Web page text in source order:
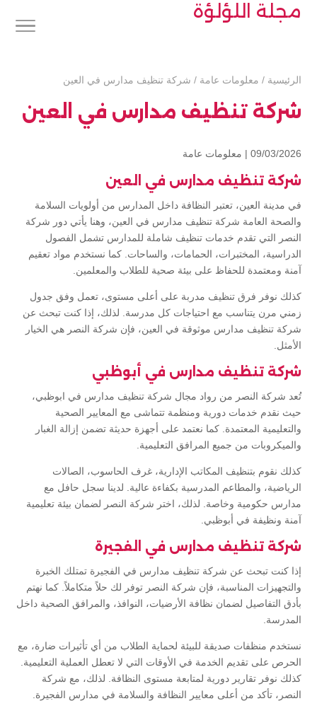
مجلة اللؤلؤة
الرئيسية / معلومات عامة / شركة تنظيف مدارس في العين
شركة تنظيف مدارس في العين
09/03/2026 | معلومات عامة
شركة تنظيف مدارس في العين
في مدينة العين، تعتبر النظافة داخل المدارس من أولويات السلامة
والصحة العامة شركة تنظيف مدارس في العين، وهنا يأتي دور شركة
النصر التي تقدم خدمات تنظيف شاملة للمدارس تشمل الفصول
الدراسية، المختبرات، الحمامات، والساحات. كما نستخدم مواد تعقيم
آمنة ومعتمدة للحفاظ على بيئة صحية للطلاب والمعلمين.
كذلك نوفر فرق تنظيف مدربة على أعلى مستوى، تعمل وفق جدول
زمني مرن يتناسب مع احتياجات كل مدرسة. لذلك، إذا كنت تبحث عن
شركة تنظيف مدارس موثوقة في العين، فإن شركة النصر هي الخيار
الأمثل.
شركة تنظيف مدارس في أبوظبي
تُعد شركة النصر من رواد مجال شركة تنظيف مدارس في ابوظبي،
حيث نقدم خدمات دورية ومنظمة تتماشى مع المعايير الصحية
والتعليمية المعتمدة. كما نعتمد على أجهزة حديثة تضمن إزالة الغبار
والميكروبات من جميع المرافق التعليمية.
كذلك نقوم بتنظيف المكاتب الإدارية، غرف الحاسوب، الصالات
الرياضية، والمطاعم المدرسية بكفاءة عالية. لدينا سجل حافل مع
مدارس حكومية وخاصة. لذلك، اختر شركة النصر لضمان بيئة تعليمية
آمنة ونظيفة في أبوظبي.
شركة تنظيف مدارس في الفجيرة
إذا كنت تبحث عن شركة تنظيف مدارس في الفجيرة تمتلك الخبرة
والتجهيزات المناسبة، فإن شركة النصر توفر لك حلاً متكاملاً. كما نهتم
بأدق التفاصيل لضمان نظافة الأرضيات، النوافذ، والمرافق الصحية داخل
المدرسة.
نستخدم منظفات صديقة للبيئة لحماية الطلاب من أي تأثيرات ضارة، مع
الحرص على تقديم الخدمة في الأوقات التي لا تعطل العملية التعليمية.
كذلك نوفر تقارير دورية لمتابعة مستوى النظافة. لذلك، مع شركة
النصر، تأكد من أعلى معايير النظافة والسلامة في مدارس الفجيرة.